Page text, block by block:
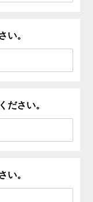
い。
ださい。
い。